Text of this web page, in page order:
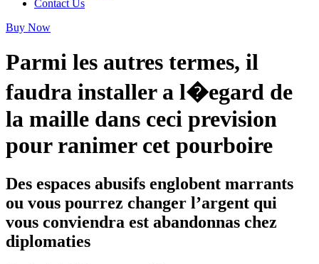
Contact Us
Buy Now
Parmi les autres termes, il
faudra installer a l�egard de
la maille dans ceci prevision
pour ranimer cet pourboire
Des espaces abusifs englobent marrants
ou vous pourrez changer l’argent qui
vous conviendra est abandonnas chez
diplomaties